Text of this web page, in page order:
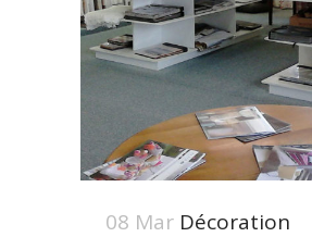
08 Mar Décoration